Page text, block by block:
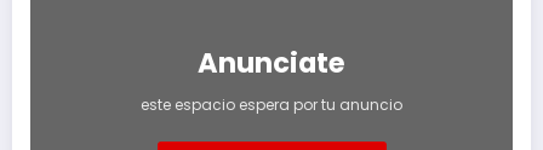
Anunciate
este espacio espera por tu anuncio